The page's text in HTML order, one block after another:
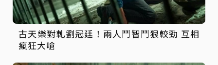
古天樂對軋劉冠廷！兩人鬥智鬥狠較勁 互相
瘋狂大嗆